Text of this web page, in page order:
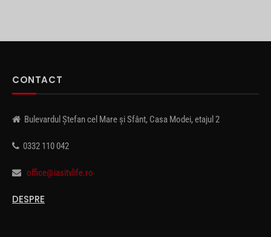
CONTACT
Bulevardul Ștefan cel Mare și Sfânt, Casa Modei, etajul 2
0332 110 042
office@iasitvlife.ro
DESPRE